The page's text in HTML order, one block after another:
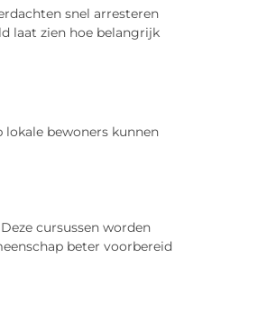
snel arresteren
laat zien hoe belangrijk
bewoners kunnen
cursussen worden
beter voorbereid